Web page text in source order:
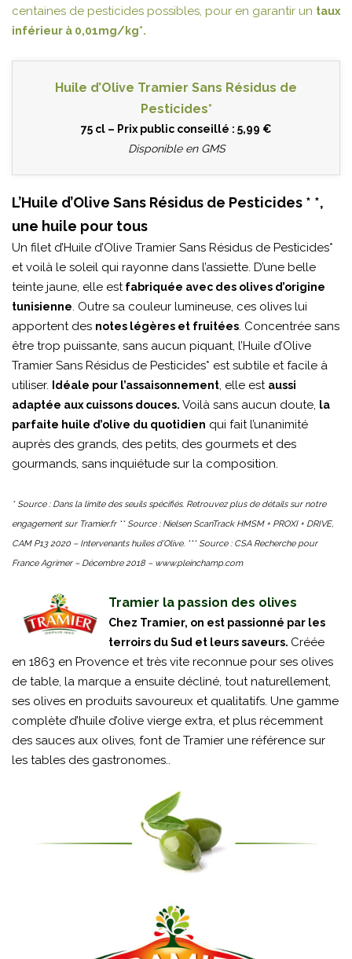
centaines de pesticides possibles, pour en garantir un taux
inférieur à 0,01mg/kg*.
Huile d’Olive Tramier Sans Résidus de
Pesticides*
75 cl – Prix public conseillé : 5,99 €
Disponible en GMS
L’Huile d’Olive Sans Résidus de Pesticides * *,
une huile pour tous
Un filet d’Huile d’Olive Tramier Sans Résidus de Pesticides*
et voilà le soleil qui rayonne dans l’assiette. D’une belle
teinte jaune, elle est fabriquée avec des olives d’origine
tunisienne. Outre sa couleur lumineuse, ces olives lui
apportent des notes légères et fruitées. Concentrée sans
être trop puissante, sans aucun piquant, l’Huile d’Olive
Tramier Sans Résidus de Pesticides* est subtile et facile à
utiliser.
Idéale pour l’assaisonnement, elle est aussi
adaptée aux cuissons douces. Voilà sans aucun doute, la
parfaite huile d’olive du quotidien qui fait l’unanimité
auprès des grands, des petits, des gourmets et des
gourmands, sans inquiétude sur la composition.
* Source : Dans la limite des seuils spécifiés. Retrouvez plus de détails sur notre
engagement sur Tramier.fr** Source : Nielsen ScanTrack HMSM + PROXI + DRIVE,
CAM P13 2020 – Intervenants huiles d’Olive. *** Source : CSA Recherche pour
France Agrimer – Décembre 2018 – www.pleinchamp.com
Tramier la passion des olives
Chez Tramier, on est passionné par les
terroirs du Sud et leurs saveurs. Créée
en 1863 en Provence et très vite reconnue pour ses olives
de table, la marque a ensuite décliné, tout naturellement,
ses olives en produits savoureux et qualitatifs. Une gamme
complète d’huile d’olive vierge extra, et plus récemment
des sauces aux olives, font de Tramier une référence sur
les tables des gastronomes..